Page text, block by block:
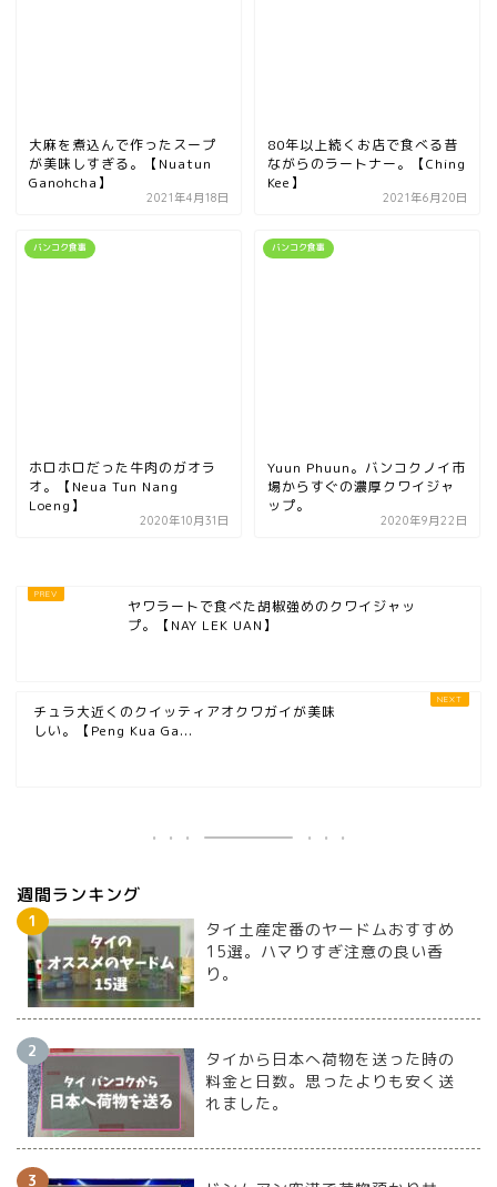
大麻を煮込んで作ったスープ
が美味しすぎる。【Nuatun
Ganohcha】
2021年4月18日
80年以上続くお店で食べる昔
ながらのラートナー。【Ching
Kee】
2021年6月20日
バンコク食事
ホロホロだった牛肉のガオラ
オ。【Neua Tun Nang
Loeng】
2020年10月31日
バンコク食事
Yuun Phuun。バンコクノイ市
場からすぐの濃厚クワイジャ
ップ。
2020年9月22日
ヤワラートで食べた胡椒強めのクワイジャッ
プ。【NAY LEK UAN】
チュラ大近くのクイッティアオクワガイが美味
しい。【Peng Kua Ga...
週間ランキング
タイ土産定番のヤードムおすすめ
15選。ハマりすぎ注意の良い香
り。
タイから日本へ荷物を送った時の
料金と日数。思ったよりも安く送
れました。